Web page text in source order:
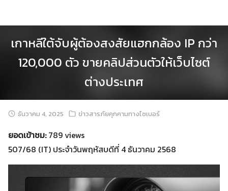
เกาหลีใต้จับผู้ต้องสงสัยแฮกกล้อง IP กว่า
120,000 ตัว ขายคลิปส่วนตัวให้เว็บไซต์
ต่างประเทศ
ธันวาคม 4, 2025 ข่าวสารภัยคุกคามทางไซเบอร์
ยอดเข้าชม:789 views
507/68 (IT) ประจำวันพฤหัสบดีที่ 4 ธันวาคม 2568